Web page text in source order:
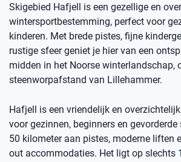
Skigebied Hafjell is een gezellige en
wintersportbestemming, perfect voor
kinderen. Met brede pistes, fijne
rustige sfeer geniet je hier van een
midden in het Noorse winterlandschap,
steenworpafstand van Lillehammer.
Hafjell is een vriendelijk en
voor gezinnen, beginners en
50 kilometer aan pistes, moderne liften
out accommodaties. Het ligt op slechts